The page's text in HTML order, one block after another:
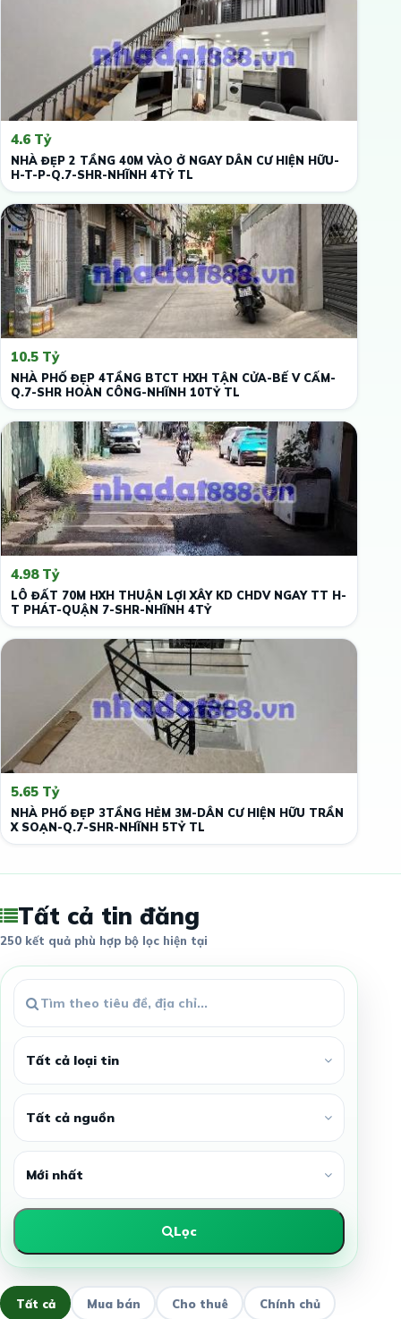
4.6 Tỷ
NHÀ ĐẸP 2 TẦNG 40M VÀO Ở NGAY DÂN CƯ HIỆN HỮU-
H-T-P-Q.7-SHR-NHĨNH 4TỶ TL
10.5 Tỷ
NHÀ PHỐ ĐẸP 4TẦNG BTCT HXH TẬN CỬA-BẾ V CẤM-
Q.7-SHR HOÀN CÔNG-NHĨNH 10TỶ TL
4.98 Tỷ
LÔ ĐẤT 70M HXH THUẬN LỢI XÂY KD CHDV NGAY TT H-
T PHÁT-QUẬN 7-SHR-NHĨNH 4TỶ
5.65 Tỷ
NHÀ PHỐ ĐẸP 3TẦNG HẺM 3M-DÂN CƯ HIỆN HỮU TRẦN
X SOẠN-Q.7-SHR-NHĨNH 5TỶ TL
Tất cả tin đăng
250 kết quả phù hợp bộ lọc hiện tại
Lọc
Tất cả Mua bán Cho thuê Chính chủ